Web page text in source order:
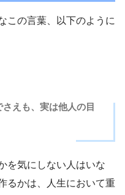
この言葉、以下のように
さえも、実は他人の目
を気にしない人はいな
るかは、人生において重